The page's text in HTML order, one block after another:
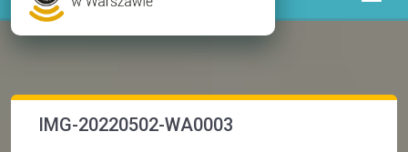
IMG-20220502-WA0003